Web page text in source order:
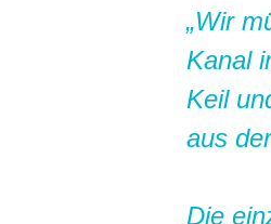
Wir
Kanal
Keil
aus
Die